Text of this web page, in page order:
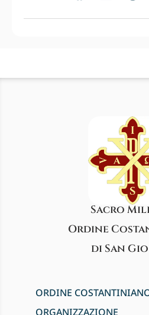
Sacro
Ordine
di San
ORDINE
ORGANIZZAZIONE